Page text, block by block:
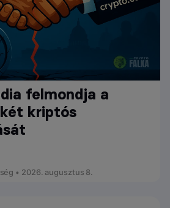
felmondja a
kriptós
• 2026. augusztus 8.